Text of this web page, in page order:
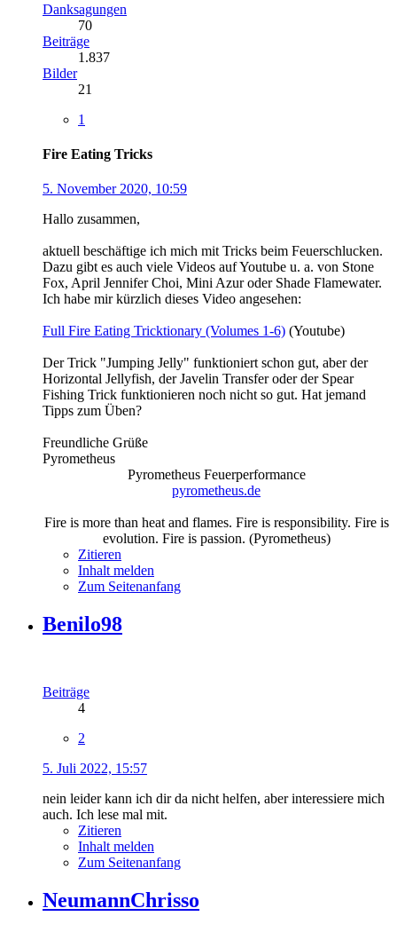
Danksagungen
70
Beiträge
1.837
Bilder
21
1
Fire Eating Tricks
5. November 2020, 10:59
Hallo zusammen,
aktuell beschäftige ich mich mit Tricks beim Feuerschlucken.
Dazu gibt es auch viele Videos auf Youtube u. a. von Stone
Fox, April Jennifer Choi, Mini Azur oder Shade Flamewater.
Ich habe mir kürzlich dieses Video angesehen:
Full Fire Eating Tricktionary (Volumes 1-6) (Youtube)
Der Trick "Jumping Jelly" funktioniert schon gut, aber der
Horizontal Jellyfish, der Javelin Transfer oder der Spear
Fishing Trick funktionieren noch nicht so gut. Hat jemand
Tipps zum Üben?
Freundliche Grüße
Pyrometheus
Pyrometheus Feuerperformance
pyrometheus.de
Fire is more than heat and flames. Fire is responsibility. Fire is
evolution. Fire is passion. (Pyrometheus)
Zitieren
Inhalt melden
Zum Seitenanfang
Benilo98
Beiträge
4
2
5. Juli 2022, 15:57
nein leider kann ich dir da nicht helfen, aber interessiere mich
auch. Ich lese mal mit.
Zitieren
Inhalt melden
Zum Seitenanfang
NeumannChrisso